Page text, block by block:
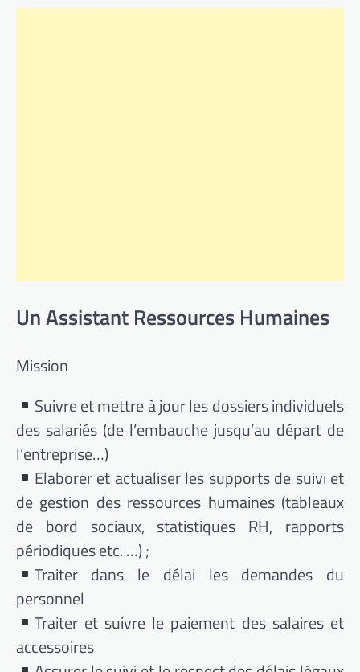
Un Assistant Ressources Humaines
Mission
Suivre et mettre à jour les dossiers individuels
des salariés (de l’embauche jusqu’au départ de
l’entreprise…)
Elaborer et actualiser les supports de suivi et
de gestion des ressources humaines (tableaux
de bord sociaux, statistiques RH, rapports
périodiques etc. …) ;
Traiter dans le délai les demandes du
personnel
Traiter et suivre le paiement des salaires et
accessoires